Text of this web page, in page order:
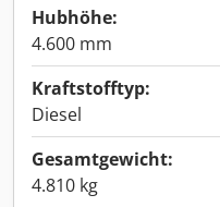
Hubhöhe:
4.600 mm
Kraftstofftyp:
Diesel
Gesamtgewicht:
4.810 kg